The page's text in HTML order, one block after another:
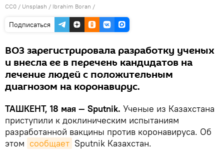
CC0 / Unsplash / Ibrahim Boran /
Подписаться
ВОЗ зарегистрировала разработку ученых
и внесла ее в перечень кандидатов на
лечение людей с положительным
диагнозом на коронавирус.
ТАШКЕНТ, 18 мая — Sputnik. Ученые из Казахстана
приступили к доклиническим испытаниям
разработанной вакцины против коронавируса. Об
этом сообщает Sputnik Казахстан.